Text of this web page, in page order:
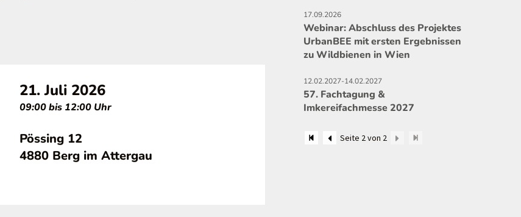
21. Juli 2026
09:00 bis 12:00 Uhr
Pössing 12
4880 Berg im Attergau
17.09.2026
Webinar: Abschluss des Projektes
UrbanBEE mit ersten Ergebnissen
zu Wildbienen in Wien
12.02.2027-14.02.2027
57. Fachtagung &
Imkereifachmesse 2027
Seite 2 von 2